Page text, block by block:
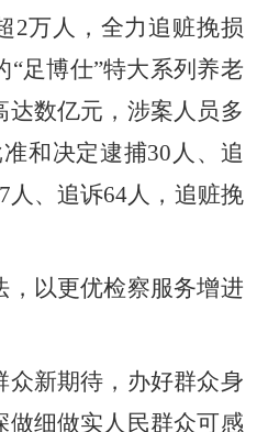
2万人，全力追赃挽损
“足博仕”特大系列养老
达数亿元，涉案人员多
和决定逮捕30 人、追
人、追诉64人，追赃挽
，以更优检察服务增进
众新期待，办好群众身
做细做实人民群众可感